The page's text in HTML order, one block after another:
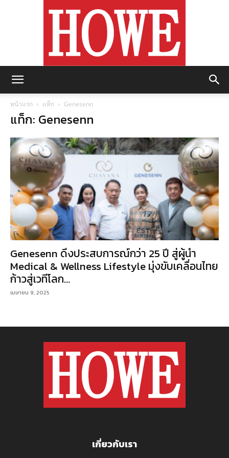
หน้าแรก แท็ก Genesenn
แท็ก: Genesenn
Genesenn ดึงประสบการณ์กว่า 25 ปี สู่ผู้นำ
Medical & Wellness Lifestyle มุ่งขับเคลื่อนไทย
ก้าวสู่เวทีโลก...
เมษายน 9, 2025
เกี่ยวกับเรา